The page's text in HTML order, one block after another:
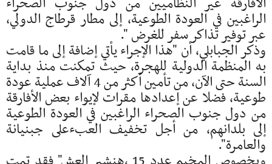
الراغبين في العودة الطوعية، إلى مطار قرطاج الدولي،
عبر توفير تذاكر سفر للغرض ".
وذكر الجبابلي، أن "هذا الإجراء يأتي إضافة إلى ما قامت
به المنظمة الدولية للهجرة، حيث تمكنت منذ بداية
السنة حتى الآن، من تأمين أكثر من 4 آلاف عملية عودة
طوعية، فضلا عن إعدادها مقرات لإيواء بعض الأفارقة
من دول جنوب الصحراء الراغبين في العودة الطوعية
إلى بلدانهم، من أجل تخفيف العبءعلى جبنيانة
والعامرة".